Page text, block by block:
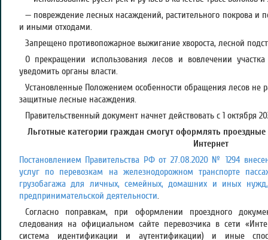
— повреждение лесных насаждений, растительного покрова
и иными отходами.
Запрещено противопожарное выжигание хвороста, лесной
О прекращении использования лесов и вовлечении
уведомить органы власти.
Установленные Положением особенности обращения лесов не
защитные лесные насаждения.
Правительственный документ начнет действовать с 1 октября
Льготные категории граждан смогут оформлять
Интернет
Постановлением Правительства РФ от 27.08.2020 № 1294
услуг по перевозкам на железнодорожном транспорте
грузобагажа для личных, семейных, домашних и иных
предпринимательской деятельности.
Согласно поправкам, при оформлении проездного
следования на официальном сайте перевозчика в сети
система идентификации и аутентификации) и иные